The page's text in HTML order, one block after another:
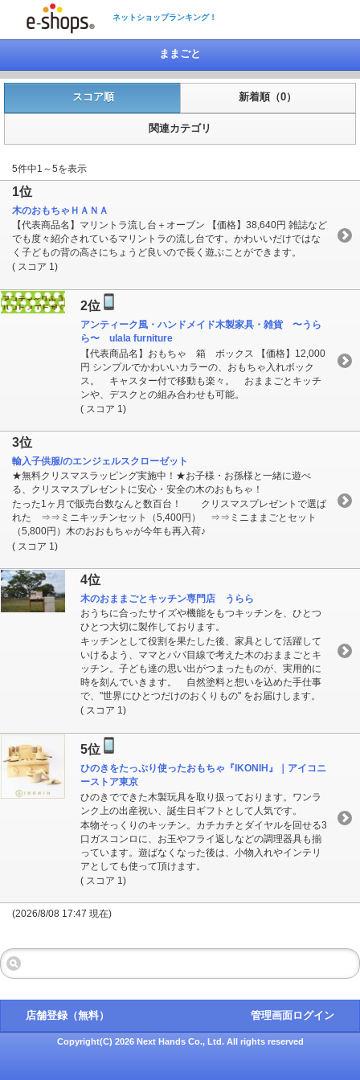
ネットショップランキング！
ままごと
スコア順 新着順（0）
関連カテゴリ
5件中1～5を表示
1位
木のおもちゃＨＡＮＡ
【代表商品名】マリントラ流し台＋オーブン 【価格】38,640円 雑誌など
でも度々紹介されているマリントラの流し台です。かわいいだけではな
く子どもの背の高さにちょうど良いので長く遊ぶことができます。
( スコア 1)
2位
アンティーク風・ハンドメイド木製家具・雑貨 〜うら
ら〜 ulala furniture
【代表商品名】おもちゃ 箱 ボックス 【価格】12,000
円 シンプルでかわいいカラーの、おもちゃ入れボック
ス。 キャスター付で移動も楽々。 おままごとキッチ
ンや、デスクとの組み合わせも可能。
( スコア 1)
3位
輸入子供服/のエンジェルスクローゼット
★無料クリスマスラッピング実施中！★お子様・お孫様と一緒に遊べ
る、クリスマスプレゼントに安心・安全の木のおもちゃ！
たった1ヶ月で販売台数なんと数百台！ クリスマスプレゼントで選ば
れた ⇒⇒ミニキッチンセット（5,400円） ⇒⇒ミニままごとセット
（5,800円）木のおおもちゃが今年も再入荷♪
( スコア 1)
4位
木のおままごとキッチン専門店 うらら
おうちに合ったサイズや機能をもつキッチンを、ひとつ
ひとつ大切に製作しております。
キッチンとして役割を果たした後、家具として活躍して
いけるよう、ママとパパ目線で考えた木のおままごとキ
ッチン。子ども達の思い出がつまったものが、実用的に
時を刻んでいきます。 自然塗料と想いを込めた手仕事
で、"世界にひとつだけのおくりもの" をお届けします。
( スコア 1)
5位
ひのきをたっぷり使ったおもちゃ『IKONIH』｜アイコニ
ーストア東京
ひのきでできた木製玩具を取り扱っております。ワンラ
ンク上の出産祝い、誕生日ギフトとして人気です。
本物そっくりのキッチン。カチカチとダイヤルを回せる3
口ガスコンロに、お玉やフライ返しなどの調理器具も揃
っています。遊ばなくなった後は、小物入れやインテリ
アとしても使って頂けます。
( スコア 1)
(2026/8/08 17:47 現在)
店舗登録（無料） 管理画面ログイン
Copyright(C) 2026 Next Hands Co., Ltd. All rights reserved